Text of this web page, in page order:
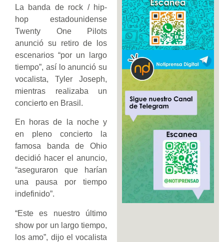
La banda de rock / hip-
hop estadounidense
Twenty One Pilots
anunció su retiro de los
escenarios “por un largo
tiempo”, así lo anunció su
vocalista, Tyler Joseph,
mientras realizaba un
concierto en Brasil.
En horas de la noche y
en pleno concierto la
famosa banda de Ohio
decidió hacer el anuncio,
“aseguraron que harían
una pausa por tiempo
indefinido”.
“Este es nuestro último
show por un largo tiempo,
los amo”, dijo el vocalista